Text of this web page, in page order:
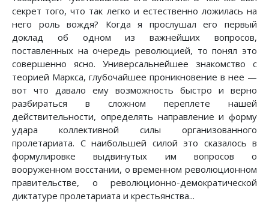
секрет того, что так легко и естественно ложилась на
него роль вождя? Когда я прослушал его первый
доклад об одном из важнейших вопросов,
поставленных на очередь революцией, то понял это
совершенно ясно. Универсальнейшее знакомство с
теорией Маркса, глубочайшее проникновение в нее —
вот что давало ему возможность быстро и верно
разбираться в сложном переплете нашей
действительности, определять направление и форму
удара коллективной силы организованного
пролетариата. С наибольшей силой это сказалось в
формулировке выдвинутых им вопросов о
вооруженном восстании, о временном революционном
правительстве, о революционно-демократической
диктатуре пролетариата и крестьянства...